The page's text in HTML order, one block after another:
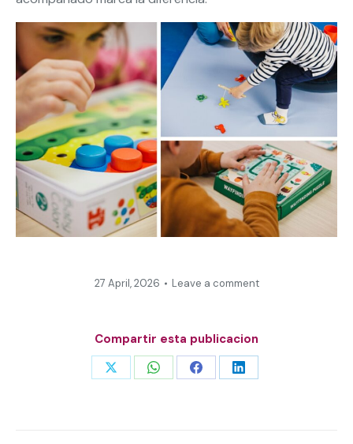
27 April, 2026 Leave a comment
Compartir esta publicacion
Share Share Share Share